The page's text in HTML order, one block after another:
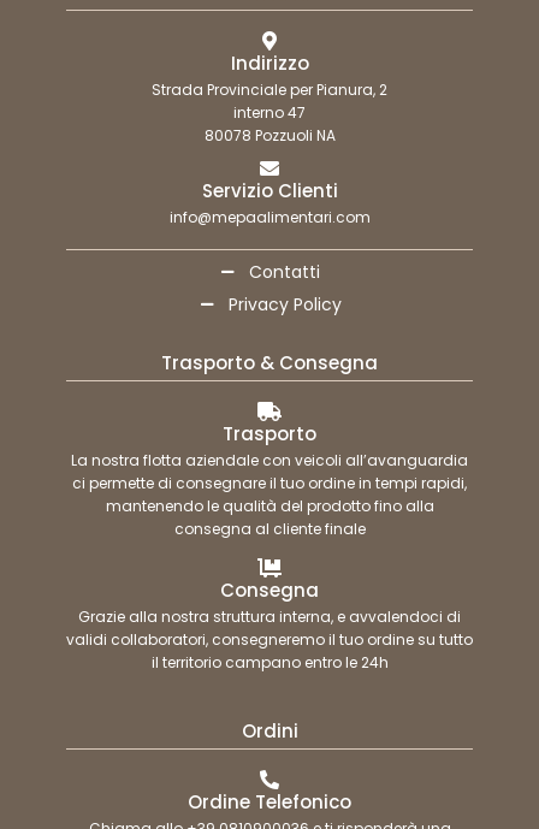
Indirizzo
Strada Provinciale per Pianura, 2
interno 47
80078 Pozzuoli NA
Servizio Clienti
info@mepaalimentari.com
Contatti
Privacy Policy
Trasporto & Consegna
Trasporto
La nostra flotta aziendale con veicoli all’avanguardia
ci permette di consegnare il tuo ordine in tempi rapidi,
mantenendo le qualità del prodotto fino alla
consegna al cliente finale
Consegna
Grazie alla nostra struttura interna, e avvalendoci di
validi collaboratori, consegneremo il tuo ordine su tutto
il territorio campano entro le 24h
Ordini
Ordine Telefonico